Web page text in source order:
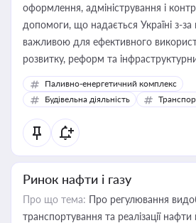
оформлення, адміністрування і
допомоги, що надається Україні з-
важливою для ефективного
розвитку, реформ та
Паливно-енергетичний комплекс
Будівельна діяльність
Ринок нафти і газу
Про що тема: Про регулювання
транспортування та реалізації